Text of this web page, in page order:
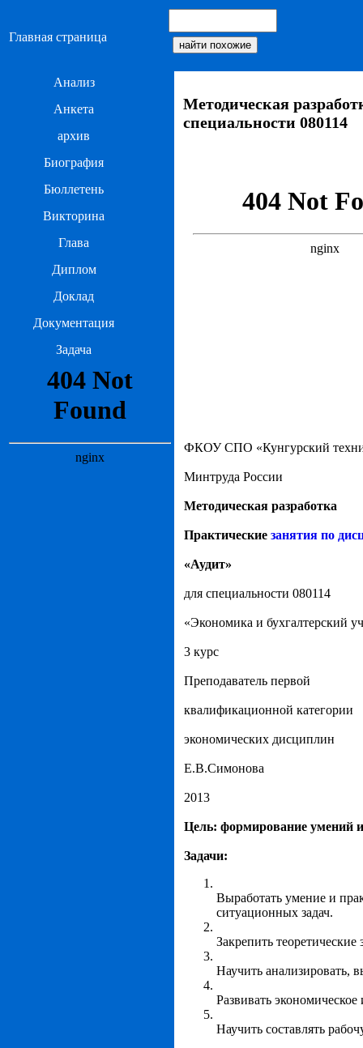
Главная страница
Анализ
Анкета
архив
Биография
Бюллетень
Викторина
Глава
Диплом
Доклад
Документация
Задача
Методическая
специальности 080114
ФКОУ СПО «Кунгурский
Минтруда России
Методическая разработка
Практические занятия по
«Аудит»
для специальности 080114
«Экономика и бухгалтерский
3 курс
Преподаватель первой
квалификационной категории
экономических дисциплин
Е.В.Симонова
2013
Цель: формирование умений
Задачи:
Выработать умение и
ситуационных задач.
Закрепить теоретические
Научить анализировать,
Развивать
Научить составлять